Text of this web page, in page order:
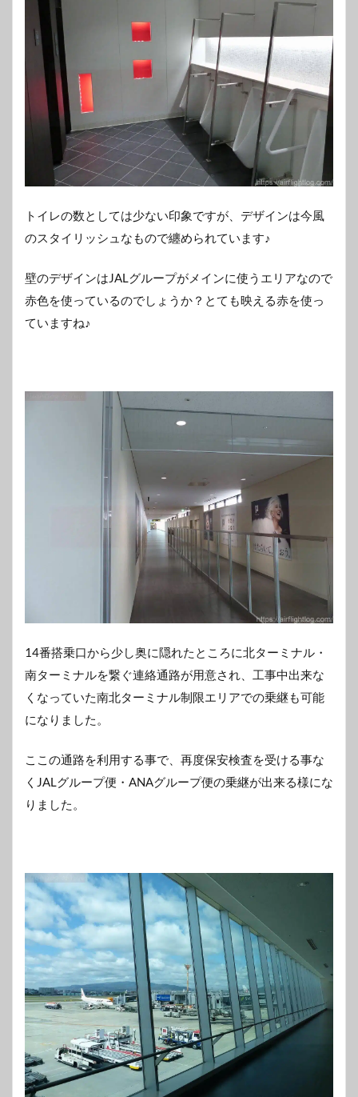
トイレの数としては少ない印象ですが、デザインは今風
のスタイリッシュなもので纏められています♪
壁のデザインはJALグループがメインに使うエリアなので
赤色を使っているのでしょうか？とても映える赤を使っ
ていますね♪
14番搭乗口から少し奥に隠れたところに北ターミナル・
南ターミナルを繋ぐ連絡通路が用意され、工事中出来な
くなっていた南北ターミナル制限エリアでの乗継も可能
になりました。
ここの通路を利用する事で、再度保安検査を受ける事な
くJALグループ便・ANAグループ便の乗継が出来る様にな
りました。